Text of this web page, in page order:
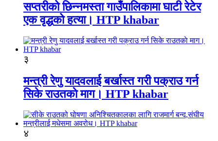
सप्तरीको छिन्नमस्ता गाउँपालिकामा घाटी रेटेर
एक वृद्धको हत्या। HTP khabar
३
मन्त्री रेणु यादवलाई बर्खास्त गरी पक्राउ गर्न
सिके राउतकाे माग। HTP khabar
४